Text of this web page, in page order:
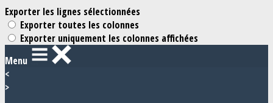
Exporter les lignes sélectionnées
Exporter toutes les colonnes
Exporter uniquement les colonnes affichées
Menu
<
>